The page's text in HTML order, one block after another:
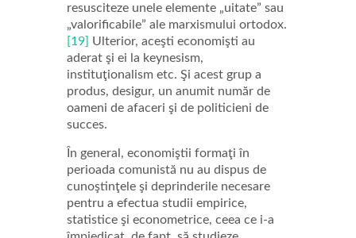
resusciteze unele elemente „uitate” sau
„valorificabile” ale marxismului ortodox.
[19] Ulterior, aceşti economişti au
aderat şi ei la keynesism,
instituţionalism etc. Şi acest grup a
produs, desigur, un anumit număr de
oameni de afaceri şi de politicieni de
succes.
În general, economiştii formaţi în
perioada comunistă nu au dispus de
cunoştinţele şi deprinderile necesare
pentru a efectua studii empirice,
statistice şi econometrice, ceea ce i-a